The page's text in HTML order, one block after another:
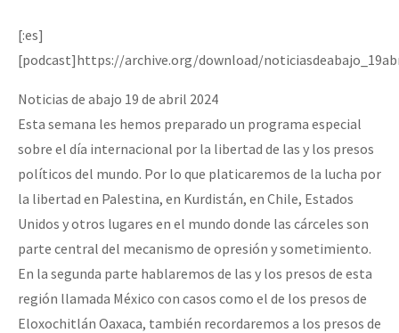
EZLN
Megaproyectos
Migración
Presos
Mujeres
Niñxs
ETIQUETAS
Dia 2 do Encontro “Guerra contra a Humanidad”
Dia 1: Encontro “Guerra contra a Humanidade”
[CDMX – 20 julio] Jornadas globales por la libertad de Jesús
“Sonhando a Terra do Bem Virá” se publica no Estado Espanhol
[:es]
[podcast]https://archive.org/download/
Noticias de abajo 19 de abril 2024
Esta semana les hemos preparado un programa especial
sobre el día internacional por la libertad de las y los presos
políticos del mundo. Por lo que platicaremos de la lucha por
la libertad en Palestina, en Kurdistán, en Chile, Estados
Unidos y otros lugares en el mundo donde las cárceles son
parte central del mecanismo de opresión y sometimiento.
En la segunda parte hablaremos de las y los presos de esta
región llamada México con casos como el de los presos de
Eloxochitlán Oaxaca, también recordaremos a los presos de